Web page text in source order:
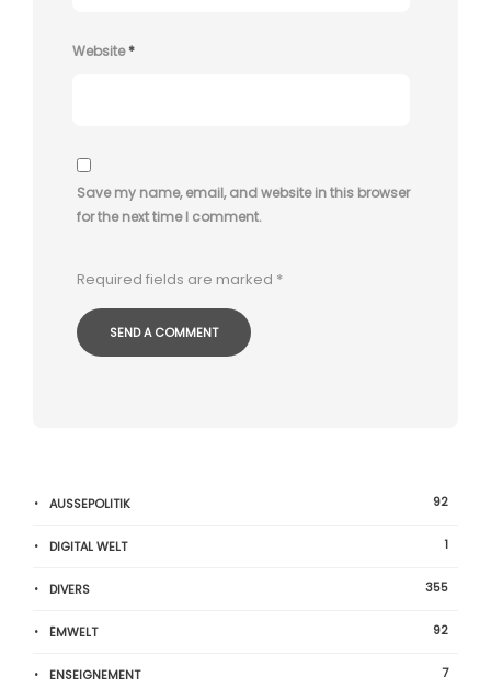
Website*
Save my name, email, and website in this browser
for the next time I comment.
Required fields are marked *
AUSSEPOLITIK 92
DIGITAL WELT 1
DIVERS 355
ËMWELT 92
ENSEIGNEMENT 7